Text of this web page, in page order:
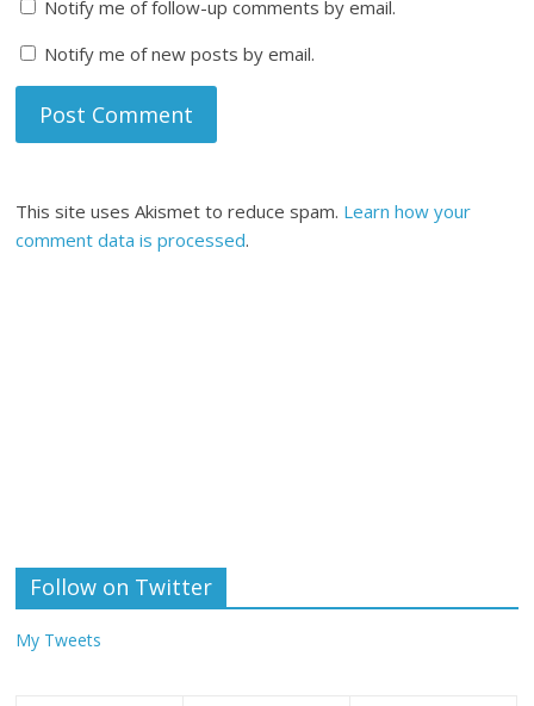
Notify me of follow-up comments by email.
Notify me of new posts by email.
This site uses Akismet to reduce spam. Learn how your
comment data is processed.
Follow on Twitter
My Tweets